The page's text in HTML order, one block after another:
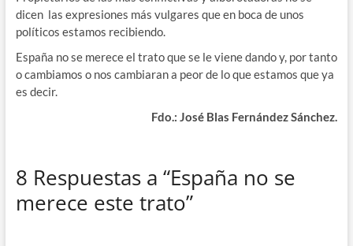
dicen las expresiones más vulgares que en boca de unos
políticos estamos recibiendo.
España no se merece el trato que se le viene dando y, por tanto
o cambiamos o nos cambiaran a peor de lo que estamos que ya
es decir.
Fdo.: José Blas Fernández Sánchez.
8 Respuestas a “España no se
merece este trato”